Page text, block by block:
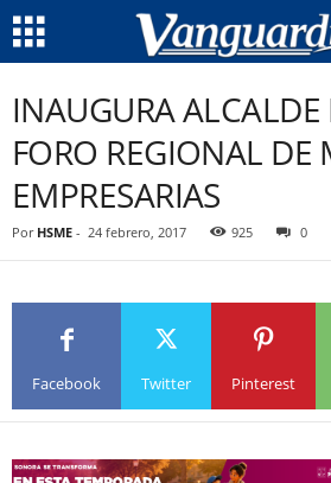
INAUGURA ALCALDE
FORO REGIONAL DE
EMPRESARIAS
Por HSME - 24 febrero, 2017 925 0
Facebook Twitter Pinterest